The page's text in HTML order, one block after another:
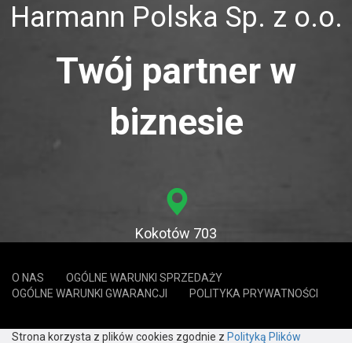
Harmann Polska Sp. z o.o.
Twój partner w
biznesie
Kokotów 703
O NAS
OGÓLNE WARUNKI SPRZEDAŻY
OGÓLNE WARUNKI GWARANCJI
POLITYKA PRYWATNOŚCI
Strona korzysta z plików cookies zgodnie z Polityką Plików